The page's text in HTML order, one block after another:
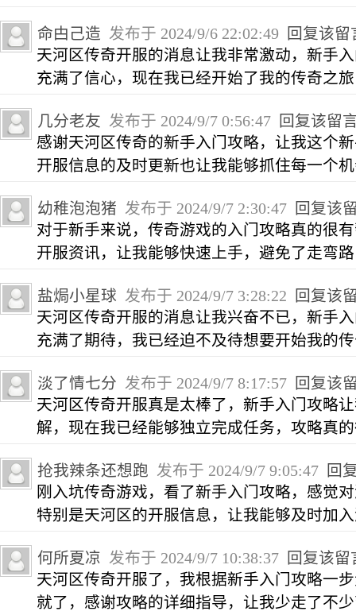
命甴己造 发布于 2024/9/6 22:02:49
回复该留
天河区传奇开服的消息让我非常激动，新手
充满了信心，现在我已经开始了我的传奇之
几分老友 发布于 2024/9/7 0:56:47 回复该留
感谢天河区传奇的新手入门攻略，让我这个
开服信息的及时更新也让我能够抓住每一个
幼稚泡泡猪 发布于 2024/9/7 2:30:47 回复该
对于新手来说，传奇游戏的入门攻略真的很
开服资讯，让我能够快速上手，避免了走弯
盐焗小星球 发布于 2024/9/7 3:28:22
回复该
天河区传奇开服的消息让我兴奋不已，新手
充满了期待，我已经迫不及待想要开始我的
淡了情七分 发布于 2024/9/7 8:17:57 回复该
天河区传奇开服真是太棒了，新手入门攻略
解，现在我已经能够独立完成任务，攻略真
抢我辣条还想跑 发布于 2024/9/7 9:05:47 回
刚入坑传奇游戏，看了新手入门攻略，感觉
特别是天河区的开服信息，让我能够及时加
何所夏凉 发布于 2024/9/7 10:38:37 回复该留
天河区传奇开服了，我根据新手入门攻略一
就了，感谢攻略的详细指导，让我少走了不